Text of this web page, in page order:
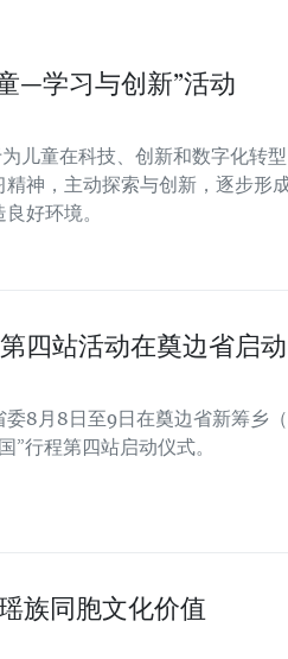
—学习与创新”活动
儿童在科技、创新和数字化转
神，主动探索与创新，逐步形
好环境。
四站活动在奠边省启动
8月8日至9日在奠边省新筹乡
行程第四站启动仪式。
族同胞文化价值